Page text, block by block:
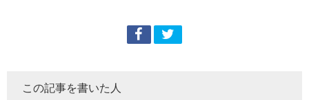
この記事を書いた人